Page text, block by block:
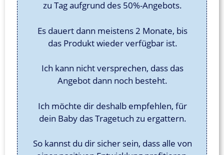
zu Tag aufgrund des 50%-Angebots.
Es dauert dann meistens 2 Monate, bis
das Produkt wieder verfügbar ist.
Ich kann nicht versprechen, dass das
Angebot dann noch besteht.
Ich möchte dir deshalb empfehlen, für
dein Baby das Tragetuch zu ergattern.
So kannst du dir sicher sein, dass alle von